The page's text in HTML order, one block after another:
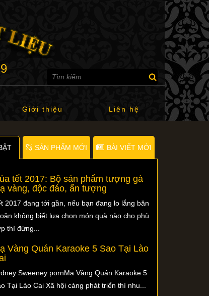
Giới thiệu Liên hệ
SẢN PHẨM MỚI BÀI VIẾT MỚI
tết 2017: Bộ sản phẩm tượng gà
vàng, độc đáo, ấn tượng
2017 đang tới gần, nếu bạn đang lo lắng băn
không biết lựa chọn món quà nào cho phù
thì đừng...
Vàng Quán Karaoke 5 Sao Tại Lào
Sweeney pornMạ Vàng Quán Karaoke 5
Tại Lào Cai Xã hội càng phát triển thì nhu...